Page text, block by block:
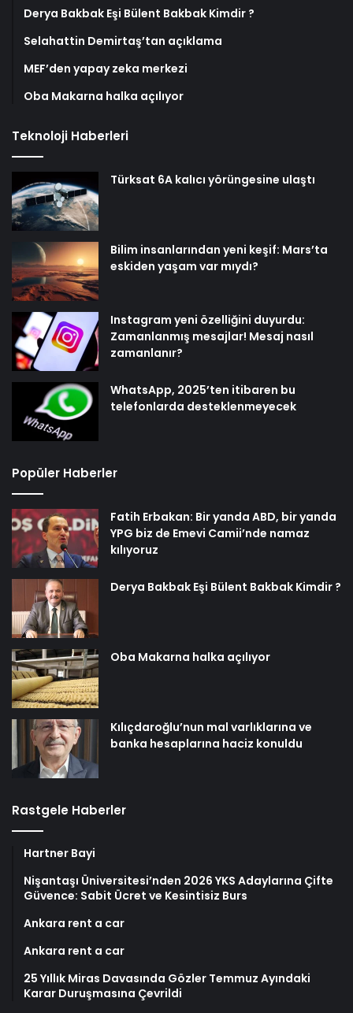
Derya Bakbak Eşi Bülent Bakbak Kimdir ?
Selahattin Demirtaş’tan açıklama
MEF’den yapay zeka merkezi
Oba Makarna halka açılıyor
Teknoloji Haberleri
Türksat 6A kalıcı yörüngesine ulaştı
Bilim insanlarından yeni keşif: Mars’ta
eskiden yaşam var mıydı?
Instagram yeni özelliğini duyurdu:
Zamanlanmış mesajlar! Mesaj nasıl
zamanlanır?
WhatsApp, 2025’ten itibaren bu
telefonlarda desteklenmeyecek
Popüler Haberler
Fatih Erbakan: Bir yanda ABD, bir yanda
YPG biz de Emevi Camii’nde namaz
kılıyoruz
Derya Bakbak Eşi Bülent Bakbak Kimdir ?
Oba Makarna halka açılıyor
Kılıçdaroğlu’nun mal varlıklarına ve
banka hesaplarına haciz konuldu
Rastgele Haberler
Hartner Bayi
Nişantaşı Üniversitesi’nden 2026 YKS Adaylarına Çifte
Güvence: Sabit Ücret ve Kesintisiz Burs
Ankara rent a car
Ankara rent a car
25 Yıllık Miras Davasında Gözler Temmuz Ayındaki
Karar Duruşmasına Çevrildi